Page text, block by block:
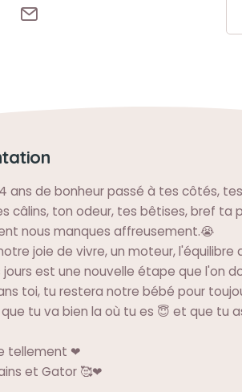
4 ans de bonheur passé à tes côtés,
câlins, ton odeur, tes bêtises, bref ta
nous manques affreusement.😭
joie de vivre, un moteur, l'équilibre
jours est une nouvelle étape que l'on
toi, tu restera notre bébé pour
tu va bien la où tu es 😇 et que tu
tellement ❤
et Gator 🥰❤